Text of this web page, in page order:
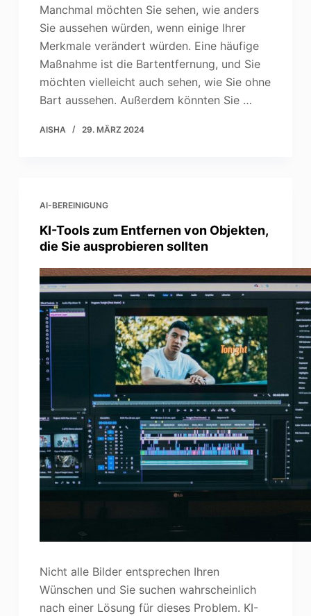
Manchmal möchten Sie sehen, wie anders
Sie aussehen würden, wenn einige Ihrer
Merkmale verändert würden. Eine häufige
Maßnahme ist die Bartentfernung, und Sie
möchten vielleicht auch sehen, wie Sie ohne
Bart aussehen. Außerdem könnten Sie …
AISHA 29. MÄRZ 2024
AI-BEREINIGUNG
KI-Tools zum Entfernen von Objekten,
die Sie ausprobieren sollten
Nicht alle Bilder entsprechen Ihren
Wünschen und Sie suchen wahrscheinlich
nach einer Lösung für dieses Problem. KI-